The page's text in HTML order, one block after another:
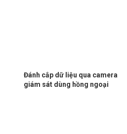
Đánh cắp dữ liệu qua camera
giám sát dùng hồng ngoại